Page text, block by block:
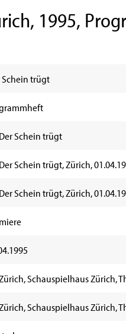
1995,
Schein trügt
Der Schein trügt
Der Schein trügt, Zürich,
Der Schein trügt, Zürich,
Zürich, Schauspielhaus Zürich,
Zürich, Schauspielhaus Zürich,